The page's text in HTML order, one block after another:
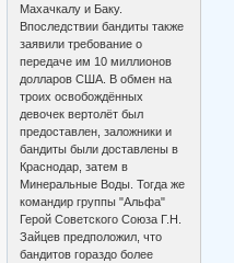
Махачкалу и Баку.
Впоследствии бандиты также
заявили требование о
передаче им 10 миллионов
долларов США. В обмен на
троих освобождённых
девочек вертолёт был
предоставлен, заложники и
бандиты были доставлены в
Краснодар, затем в
Минеральные Воды. Тогда же
командир группы "Альфа"
Герой Советского Союза Г.Н.
Зайцев предположил, что
бандитов гораздо более